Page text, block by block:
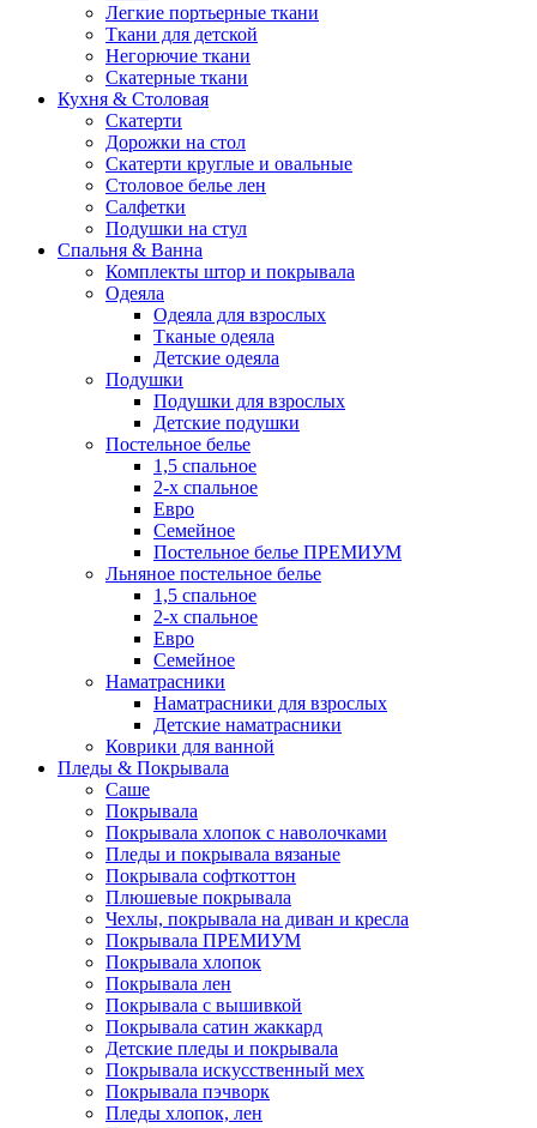
Легкие портьерные ткани
Ткани для детской
Негорючие ткани
Скатерные ткани
Кухня & Столовая
Скатерти
Дорожки на стол
Скатерти круглые и овальные
Столовое белье лен
Салфетки
Подушки на стул
Спальня & Ванна
Комплекты штор и покрывала
Одеяла
Одеяла для взрослых
Тканые одеяла
Детские одеяла
Подушки
Подушки для взрослых
Детские подушки
Постельное белье
1,5 спальное
2-х спальное
Евро
Семейное
Постельное белье ПРЕМИУМ
Льняное постельное белье
1,5 спальное
2-х спальное
Евро
Семейное
Наматрасники
Наматрасники для взрослых
Детские наматрасники
Коврики для ванной
Пледы & Покрывала
Саше
Покрывала
Покрывала хлопок с наволочками
Пледы и покрывала вязаные
Покрывала софткоттон
Плюшевые покрывала
Чехлы, покрывала на диван и кресла
Покрывала ПРЕМИУМ
Покрывала хлопок
Покрывала лен
Покрывала с вышивкой
Покрывала сатин жаккард
Детские пледы и покрывала
Покрывала искусственный мех
Покрывала пэчворк
Пледы хлопок, лен